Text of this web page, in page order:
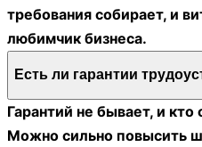
требования собирает, и
любимчик бизнеса.
Есть ли гарантии
Гарантий не бывает, и
Можно сильно повысить